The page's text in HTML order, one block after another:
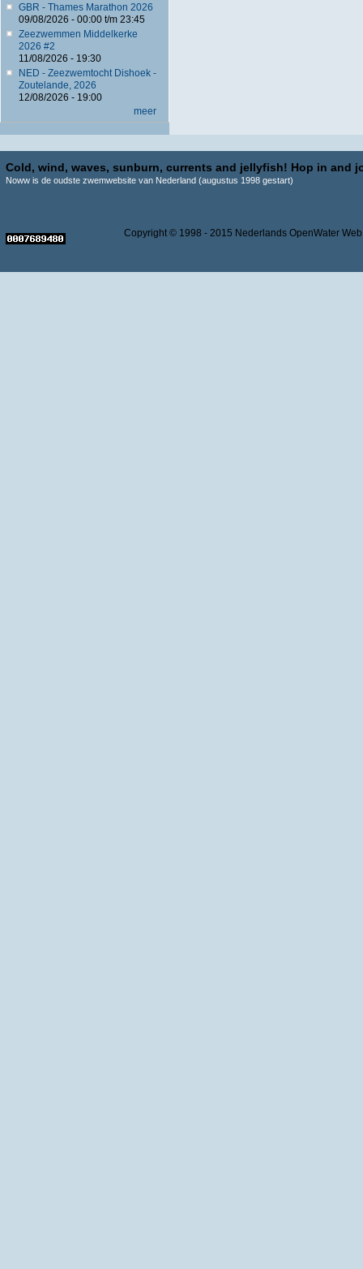
GBR - Thames Marathon 2026
09/08/2026 - 00:00t/m 23:45
Zeezwemmen Middelkerke
2026 #2
11/08/2026 - 19:30
NED - Zeezwemtocht Dishoek -
Zoutelande, 2026
12/08/2026 - 19:00
meer
Cold, wind, waves, sunburn, currents and jellyfish! Hop in and
Noww is de oudste zwemwebsite van Nederland (augustus 1998 gestart)
Copyright © 1998 - 2015 Nederlands OpenWater